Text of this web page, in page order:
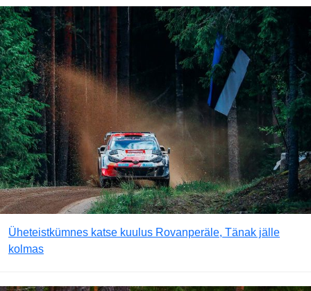
Üheteistkümnes katse kuulus Rovanperäle, Tänak jälle
kolmas